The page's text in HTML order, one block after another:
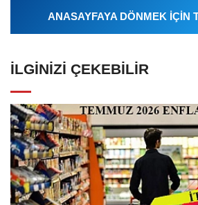
ANASAYFAYA DÖNMEK İÇİN
İLGINIZI ÇEKEBILIR